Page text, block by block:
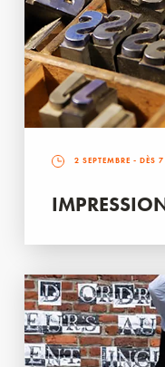
2 SEPTEMBRE - DÈS